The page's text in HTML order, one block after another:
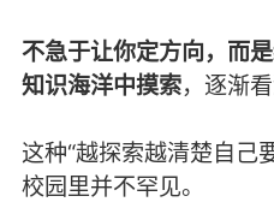
不急于让你定方向，而
知识海洋中摸索，逐渐
这种“越探索越清楚自己
校园里并不罕见。